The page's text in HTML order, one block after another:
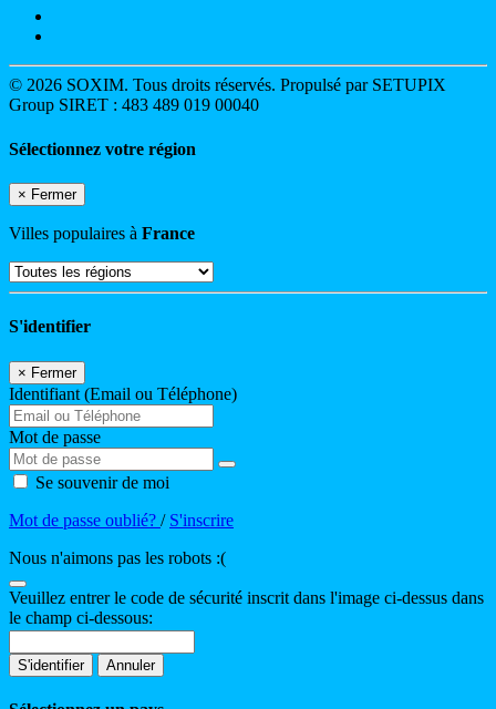
© 2026 SOXIM. Tous droits réservés. Propulsé par SETUPIX
Group SIRET : 483 489 019 00040
Sélectionnez votre région
× Fermer
Villes populaires à France
S'identifier
× Fermer
Identifiant (Email ou Téléphone)
Mot de passe
Se souvenir de moi
Mot de passe oublié? / S'inscrire
Nous n'aimons pas les robots :(
Veuillez entrer le code de sécurité inscrit dans l'image ci-dessus dans
le champ ci-dessous:
S'identifier Annuler